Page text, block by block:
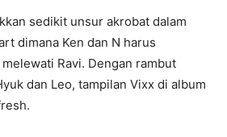
sedikit unsur akrobat dalam
dimana Ken dan N harus
Ravi. Dengan rambut
dan Leo, tampilan Vixx di album